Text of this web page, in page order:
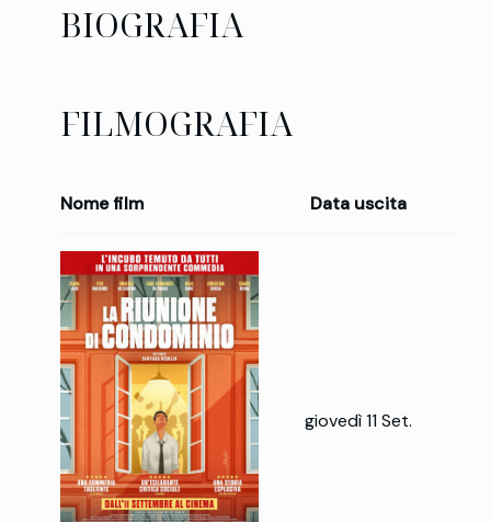
BIOGRAFIA
FILMOGRAFIA
Nome film Data uscita
giovedì 11 Set.